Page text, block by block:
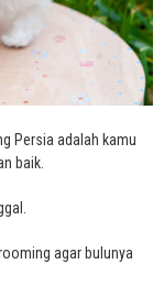
Persia adalah kamu
baik.
agar bulunya